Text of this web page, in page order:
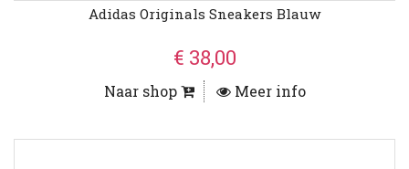
Adidas Originals Sneakers Blauw
€ 38,00
Naar shop Meer info